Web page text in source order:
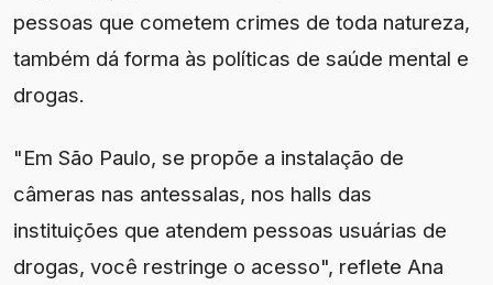
pessoas que cometem crimes de toda natureza,
também dá forma às políticas de saúde mental e
drogas.
"Em São Paulo, se propõe a instalação de
câmeras nas antessalas, nos halls das
instituições que atendem pessoas usuárias de
drogas, você restringe o acesso", reflete Ana